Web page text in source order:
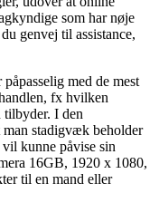
som har nøje
genvej til assistance,
med de mest
fx hvilken
tilbyder. I den
stadigvæk beholder
kunne påvise sin
16GB, 1920 x 1080,
til en mand eller